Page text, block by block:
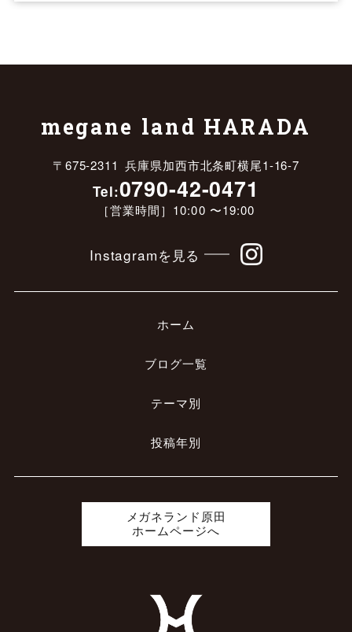
megane land HARADA
〒675-2311 兵庫県加西市北条町横尾1-16-7
Tel:0790-42-0471
［営業時間］10:00 〜19:00
Instagramを見る
ホーム
ブログ一覧
テーマ別
投稿年別
メガネランド原田
ホームページへ